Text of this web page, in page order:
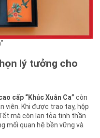
lý tưởng cho
cấp “Khúc Xuân Ca” còn
viên. Khi được trao tay, hộp
mà còn lan tỏa tinh thần
mối quan hệ bền vững và